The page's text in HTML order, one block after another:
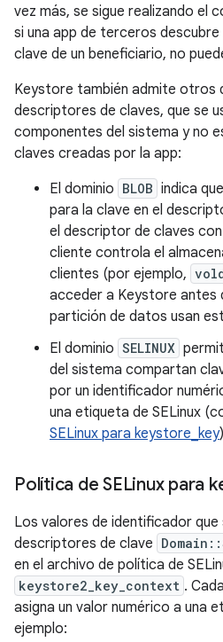
vez más, se sigue realizando el
si una app de terceros
clave de un beneficiario, no
Keystore también admite otros
descriptores de claves, que se
componentes del sistema y no
claves creadas por la app:
El dominio BLOB indica
para la clave en el
el descriptor de claves
cliente controla el
clientes (por ejemplo,
acceder a Keystore antes
partición de datos usan
El dominio SELINUX
del sistema compartan
por un identificador
una etiqueta de SELinux
SELinux para keystore_key
Política de SELinux para
Los valores de identificador que
descriptores de clave
en el archivo de política de
keystore2_key_context .
asigna un valor numérico a una
ejemplo: